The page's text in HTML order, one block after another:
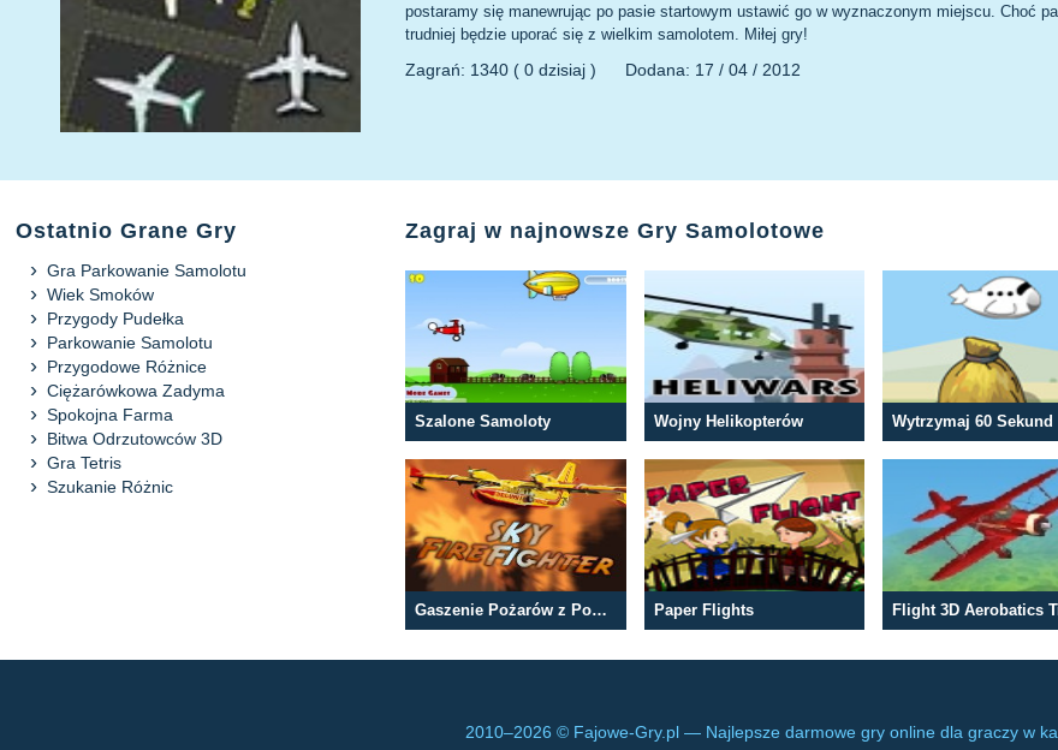
postaramy się manewrując po pasie startowym ustawić go w wyznaczonym miejscu. Choć
trudniej będzie uporać się z wielkim samolotem. Miłej gry!
Zagrań: 1340 ( 0 dzisiaj ) Dodana: 17 / 04 / 2012
Ostatnio Grane Gry
Gra Parkowanie Samolotu
Wiek Smoków
Przygody Pudełka
Parkowanie Samolotu
Przygodowe Różnice
Ciężarówkowa Zadyma
Spokojna Farma
Bitwa Odrzutowców 3D
Gra Tetris
Szukanie Różnic
Zagraj w najnowsze Gry Samolotowe
Szalone Samoloty Wojny Helikopterów Wytrzymaj 60 Sekund
Gaszenie Pożarów z Powietrza Paper Flights
2010–2026 © Fajowe-Gry.pl — Najlepsze darmowe gry online dla graczy w